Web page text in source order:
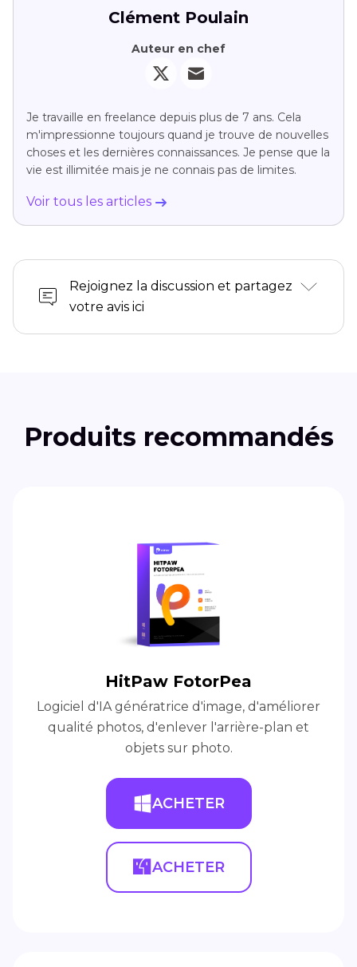
Clément Poulain
Auteur en chef
Je travaille en freelance depuis plus de 7 ans. Cela
m'impressionne toujours quand je trouve de nouvelles
choses et les dernières connaissances. Je pense que la
vie est illimitée mais je ne connais pas de limites.
Voir tous les articles
Rejoignez la discussion et partagez
votre avis ici
Produits recommandés
HitPaw FotorPea
Logiciel d'IA génératrice d'image, d'améliorer
qualité photos, d'enlever l'arrière-plan et
objets sur photo.
ACHETER
ACHETER